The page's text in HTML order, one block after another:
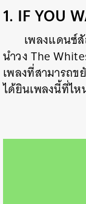
1. IF YOU
เพลงแดนซ์
นำวง The
เพลงที่สามารถ
ได้ยินเพลงนี้ที่ไ